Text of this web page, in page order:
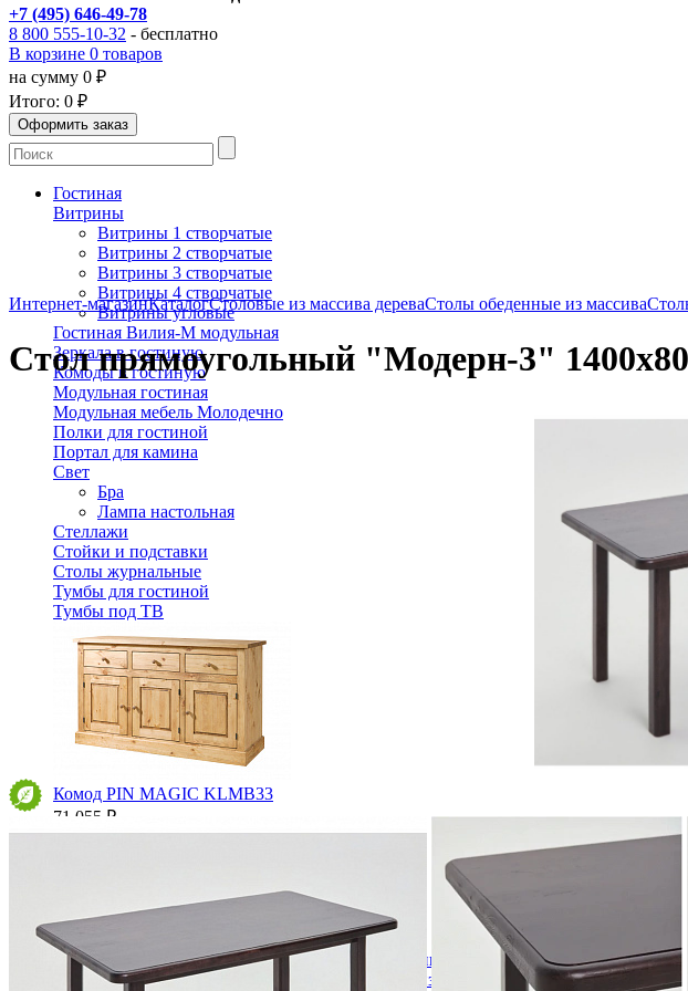
+7 (495) 646-49-78
8 800 555-10-32 - бесплатно
В корзине 0 товаров
на сумму 0 ₽
Итого: 0 ₽
Гостиная
Витрины
Витрины 1 створчатые
Витрины 2 створчатые
Витрины 3 створчатые
Витрины 4 створчатые
Витрины угловые
Гостиная Вилия-М модульная
Зеркала в гостиную
Комоды в гостиную
Модульная гостиная
Модульная мебель Молодечно
Полки для гостиной
Портал для камина
Свет
Бра
Лампа настольная
Стеллажи
Стойки и подставки
Столы журнальные
Тумбы для гостиной
Тумбы под ТВ
Комод PIN MAGIC KLMB33
71 055 ₽
Спальня
Деревянные кровати с подъемным механизмом
Кровати односпальные с подъемным механизмом
Кровати двуспальные с подъемным механизмом
Интернет-магазинКаталогСтоловые из массива дереваСтолы обеденные из массива
Стол прямоугольный "Модерн-3"